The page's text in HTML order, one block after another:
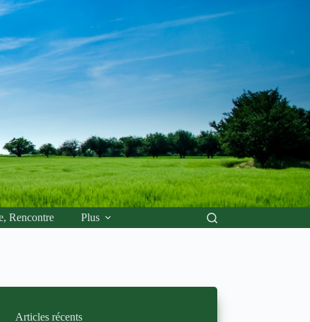
Rencontre Plus
Articles récents